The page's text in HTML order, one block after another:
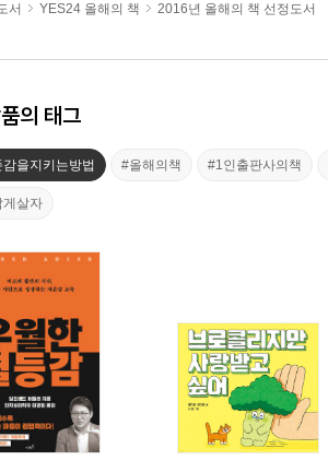
서
YES24 올해의 책 2016년 올해의 책 선정도서
의 태그
을지키는방법 #올해의책 #1인출판사의책
게살자